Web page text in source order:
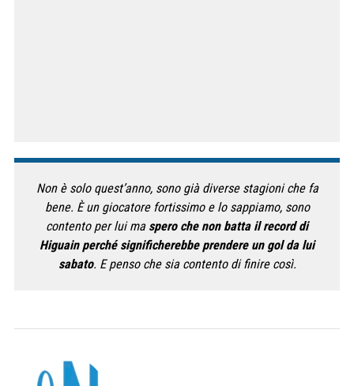
Non è solo quest’anno, sono già diverse stagioni che fa
bene. È un giocatore fortissimo e lo sappiamo, sono
contento per lui ma spero che non batta il record di
Higuain perché significherebbe prendere un gol da lui
sabato. E penso che sia contento di finire così.